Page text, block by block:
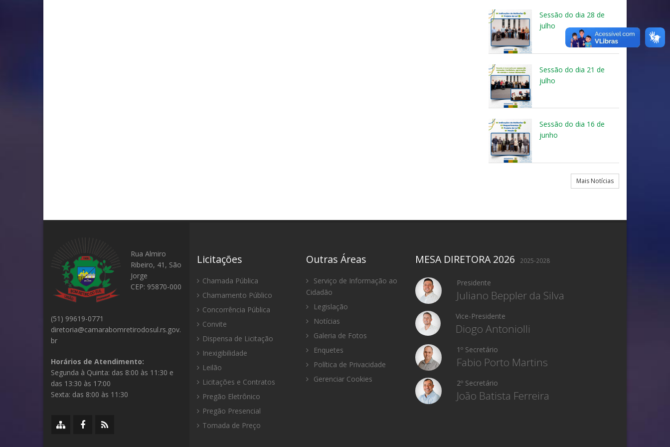
Sessão do dia 28 de
julho
Sessão do dia 21 de
julho
Sessão do dia 16 de
junho
Mais Notícias
Rua Almiro
Ribeiro, 41, São
Jorge
CEP: 95870-000
(51) 99619-0771
diretoria@camarabomretirodosul.rs.gov.
br
Horários de Atendimento:
Segunda à Quinta: das 8:00 às 11:30 e
das 13:30 às 17:00
Sexta: das 8:00 às 11:30
M
F
R
Licitações
Chamada Pública
Chamamento Público
Concorrência Pública
Convite
Dispensa de Licitação
Inexigibilidade
Leilão
Licitações e Contratos
Pregão Eletrônico
Pregão Presencial
Tomada de Preço
Outras Áreas
Serviço de Informação ao
Cidadão
Legislação
Notícias
Galeria de Fotos
Enquetes
Política de Privacidade
Gerenciar Cookies
MESA DIRETORA 2026 2025-2028
Presidente
Juliano Beppler da Silva
Vice-Presidente
Diogo Antoniolli
1º Secretário
Fabio Porto Martins
2º Secretário
João Batista Ferreira